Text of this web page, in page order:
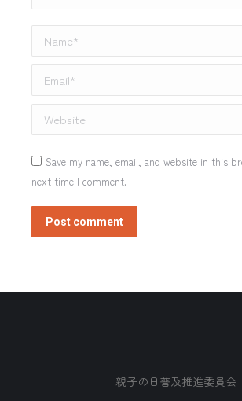
Name *
Email *
Website
Save my name, email, and website in this
next time I comment.
Post comment
親子の日普及推進委員会